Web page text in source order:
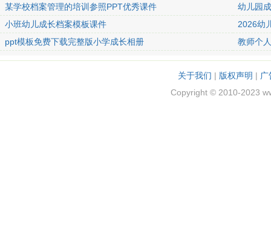
某学校档案管理的培训参照PPT优秀课件
幼儿园
小班幼儿成长档案模板课件
2026幼
ppt模板免费下载完整版小学成长相册
教师个
关于我们 | 版权声明 |
Copyright © 2010-2023